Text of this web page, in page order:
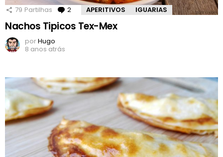
79 Partilhas 2 Comentários
APERITIVOS IGUARIAS
Nachos Tipicos Tex-Mex
porHugo
8 anos atrás